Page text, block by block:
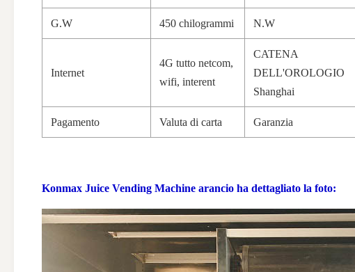
G.W 450 chilogrammi N.W
Internet
4G tutto netcom,
wifi, interent
CATENA
DELL'OROLOGIO
Shanghai
Pagamento Valuta di carta Garanzia
Konmax Juice Vending Machine arancio ha dettagliato la foto: